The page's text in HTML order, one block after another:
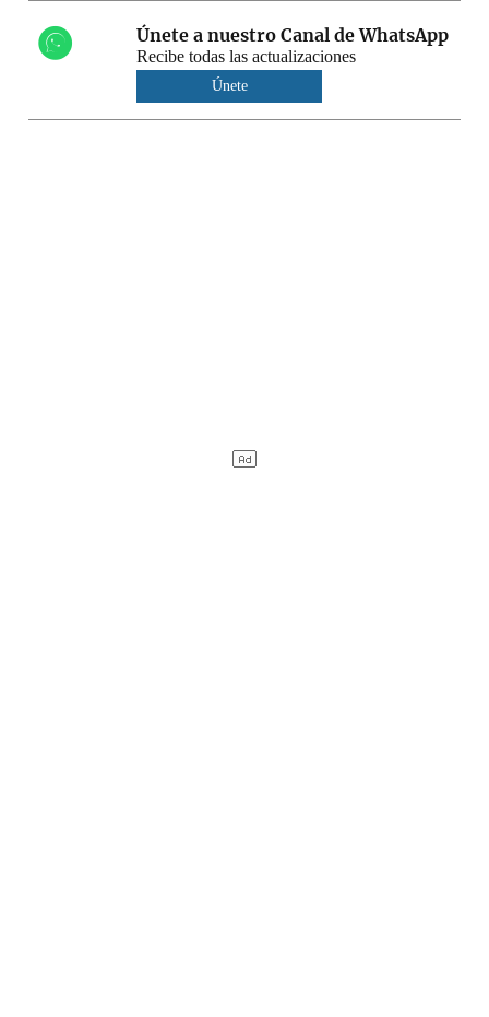
Únete a nuestro Canal de WhatsApp
Recibe todas las actualizaciones
Únete